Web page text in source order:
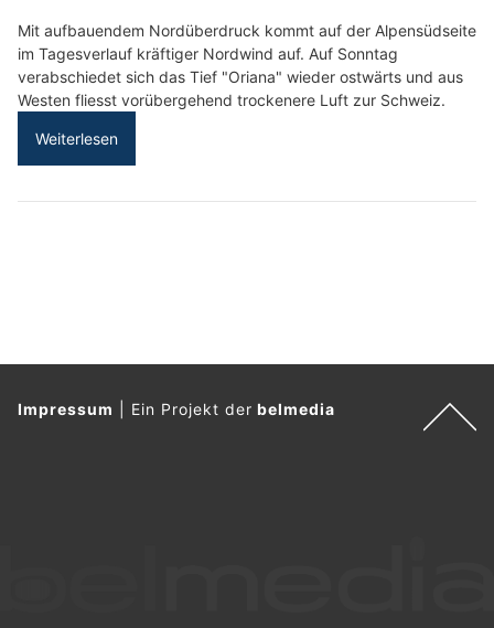
Mit aufbauendem Nordüberdruck kommt auf der Alpensüdseite
im Tagesverlauf kräftiger Nordwind auf. Auf Sonntag
verabschiedet sich das Tief "Oriana" wieder ostwärts und aus
Westen fliesst vorübergehend trockenere Luft zur Schweiz.
Weiterlesen
Impressum Ein Projekt derbelmedia